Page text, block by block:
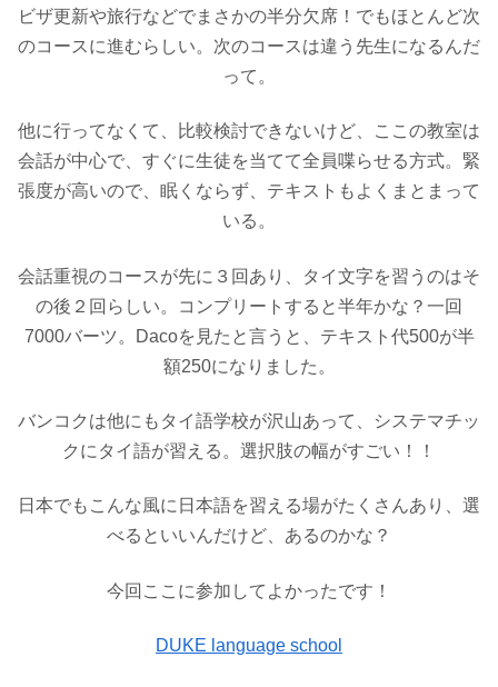
ビザ更新や旅行などでまさかの半分欠席！でもほとんど次
のコースに進むらしい。次のコースは違う先生になるんだ
って。
他に行ってなくて、比較検討できないけど、ここの教室は
会話が中心で、すぐに生徒を当てて全員喋らせる方式。緊
張度が高いので、眠くならず、テキストもよくまとまって
いる。
会話重視のコースが先に３回あり、タイ文字を習うのはそ
の後２回らしい。コンプリートすると半年かな？一回
7000バーツ。Dacoを見たと言うと、テキスト代500が半
額250になりました。
バンコクは他にもタイ語学校が沢山あって、システマチッ
クにタイ語が習える。選択肢の幅がすごい！！
日本でもこんな風に日本語を習える場がたくさんあり、選
べるといいんだけど、あるのかな？
今回ここに参加してよかったです！
DUKE language school